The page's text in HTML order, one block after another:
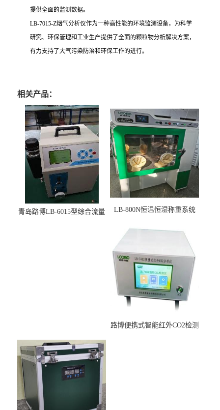
提供全面的监测数据。
LB-7015-Z烟气分析仪作为一种高性能的环境监测设备，为科学
研究、环保管理和工业生产提供了全面的颗粒物分析解决方案，
有力支持了大气污染防治和环保工作的进行。
相关产品：
青岛路博LB-6015型综合流量
LB-800N恒温恒湿称重系统
路博便携式智能红外CO2检测